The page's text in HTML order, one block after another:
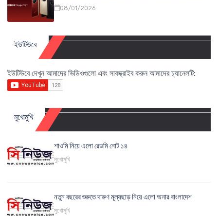
08/01/2026
ইউটিউবে
ইউটিউবে দেখুন আমাদের ভিডিওগুলো এবং সাবস্ক্রাইব করুন আমাদের চ্যানেলটি:
মুখোমুখি
শাওমি নিয়ে এলো রেডমি নোট ১৪
মুখোমুখি
নতুন বছরের শুরুতে দারুণ মূল্যছাড় নিয়ে এলো অনার বাংলাদেশ
মুখোমুখি